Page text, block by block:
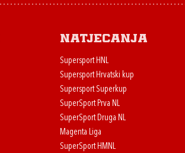
Natjecanja
Supersport HNL
Supersport Hrvatski kup
Supersport Superkup
SuperSport Prva NL
SuperSport Druga NL
Magenta Liga
SuperSport HMNL